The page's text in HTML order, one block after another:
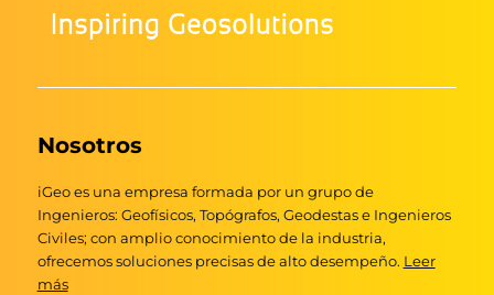
Nosotros
iGeo es una empresa formada por un grupo de
Ingenieros: Geofísicos, Topógrafos, Geodestas e Ingenieros
Civiles; con amplio conocimiento de la industria,
ofrecemos soluciones precisas de alto desempeño. Leer
más